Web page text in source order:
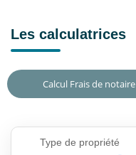
Les calculatrices
Calcul Frais de notaire